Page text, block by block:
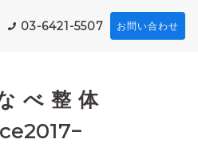
03-6421-5507 お問い合わせ
べ 整 体